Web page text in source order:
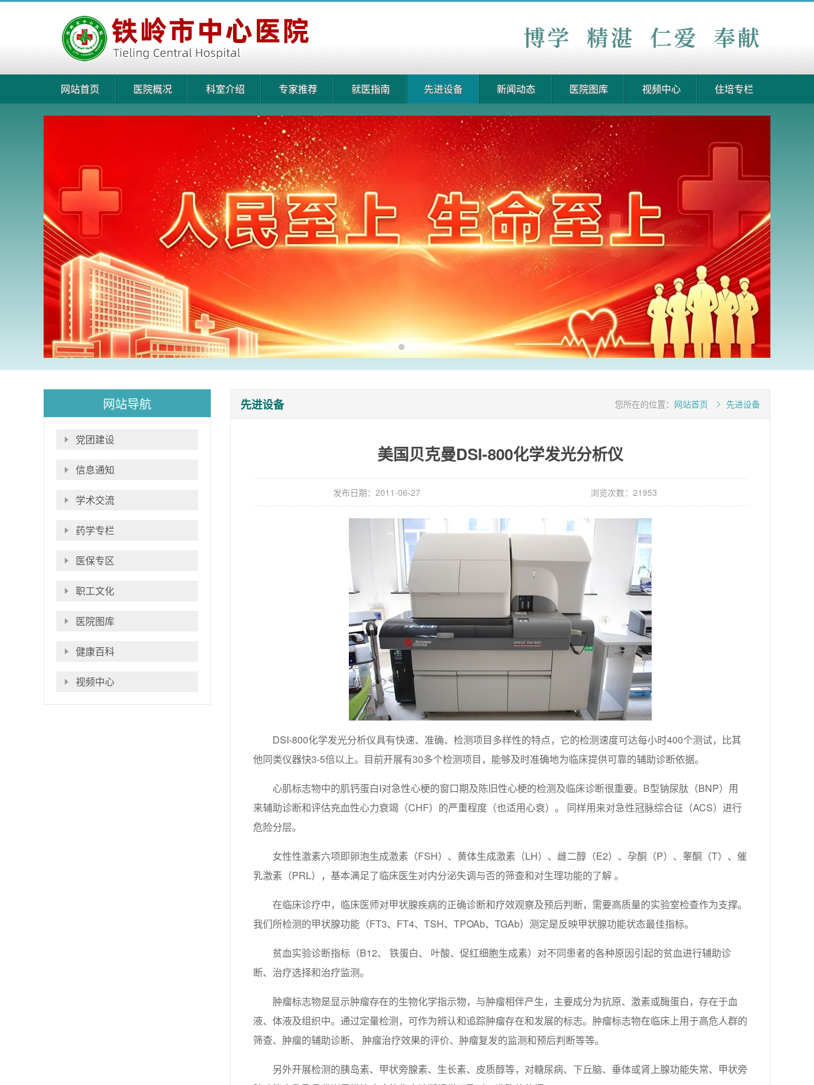
网站首页 医院概况 科室介绍 专家推荐 就医指南 先进设备 新闻动态 医院图库 视频中心 住培专栏
网站导航
党团建设
信息通知
学术交流
药学专栏
医保专区
职工文化
医院图库
健康百科
视频中心
先进设备 您所在的位置： 网站首页 先进设备
美国贝克曼DSI-800化学发光分析仪
发布日期：2011-06-27 浏览次数：21953
DSI-800化学发光分析仪具有快速、准确、检测项目多样性的特点，它的检测速度可达每小时400个测试，比其
他同类仪器快3-5倍以上。目前开展有30多个检测项目，能够及时准确地为临床提供可靠的辅助诊断依据。
心肌标志物中的肌钙蛋白I对急性心梗的窗口期及陈旧性心梗的检测及临床诊断很重要。B型钠尿肽（BNP）用
来辅助诊断和评估充血性心力衰竭（CHF）的严重程度（也适用心衰）。 同样用来对急性冠脉综合征（ACS）进行
危险分层。
女性性激素六项即卵泡生成激素（FSH）、黄体生成激素（LH）、雌二醇（E2）、孕酮（P）、睾酮（T）、催
乳激素（PRL），基本满足了临床医生对内分泌失调与否的筛查和对生理功能的了解 。
在临床诊疗中，临床医师对甲状腺疾病的正确诊断和疗效观察及预后判断，需要高质量的实验室检查作为支撑。
我们所检测的甲状腺功能（FT3、FT4、TSH、TPOAb、TGAb）测定是反映甲状腺功能状态最佳指标。
贫血实验诊断指标（B12、 铁蛋白、 叶酸、促红细胞生成素）对不同患者的各种原因引起的贫血进行辅助诊
断、治疗选择和治疗监测。
肿瘤标志物是显示肿瘤存在的生物化学指示物，与肿瘤相伴产生，主要成分为抗原、激素或酶蛋白，存在于血
液、体液及组织中。通过定量检测，可作为辨认和追踪肿瘤存在和发展的标志。肿瘤标志物在临床上用于高危人群的
筛查、肿瘤的辅助诊断、 肿瘤治疗效果的评价、肿瘤复发的监测和预后判断等等。
另外开展检测的胰岛素、甲状旁腺素、生长素、皮质醇等，对糖尿病、下丘脑、垂体或肾上腺功能失常、甲状旁